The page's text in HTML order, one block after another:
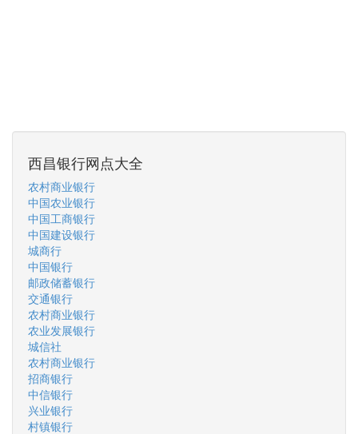
西昌银行网点大全
农村商业银行
中国农业银行
中国工商银行
中国建设银行
城商行
中国银行
邮政储蓄银行
交通银行
农村商业银行
农业发展银行
城信社
农村商业银行
招商银行
中信银行
兴业银行
村镇银行